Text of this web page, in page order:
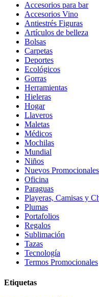
Accesorios para bar
Accesorios Vino
Antiestrés Figuras
Artículos de belleza
Bolsas
Carpetas
Deportes
Ecológicos
Gorras
Herramientas
Hieleras
Hogar
Llaveros
Maletas
Médicos
Mochilas
Mundial
Niños
Nuevos Promocionales
Oficina
Paraguas
Playeras, Camisas y
Plumas
Portafolios
Regalos
Sublimación
Tazas
Tecnología
Termos Promocionales
Etiquetas